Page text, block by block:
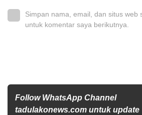
Simpan nama, email, dan situs web
untuk komentar saya berikutnya.
Follow WhatsApp Channel
tadulakonews.com untuk update